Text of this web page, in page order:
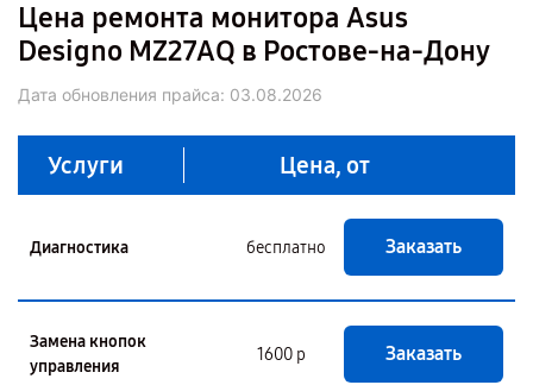
Цена ремонта монитора Asus
Designo MZ27AQ в Ростове-на-Дону
Дата обновления прайса: 03.08.2026
Услуги Цена, от
Диагностика бесплатно Заказать
Замена кнопок
управления
1600 р Заказать